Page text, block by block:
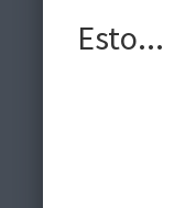
Esto...